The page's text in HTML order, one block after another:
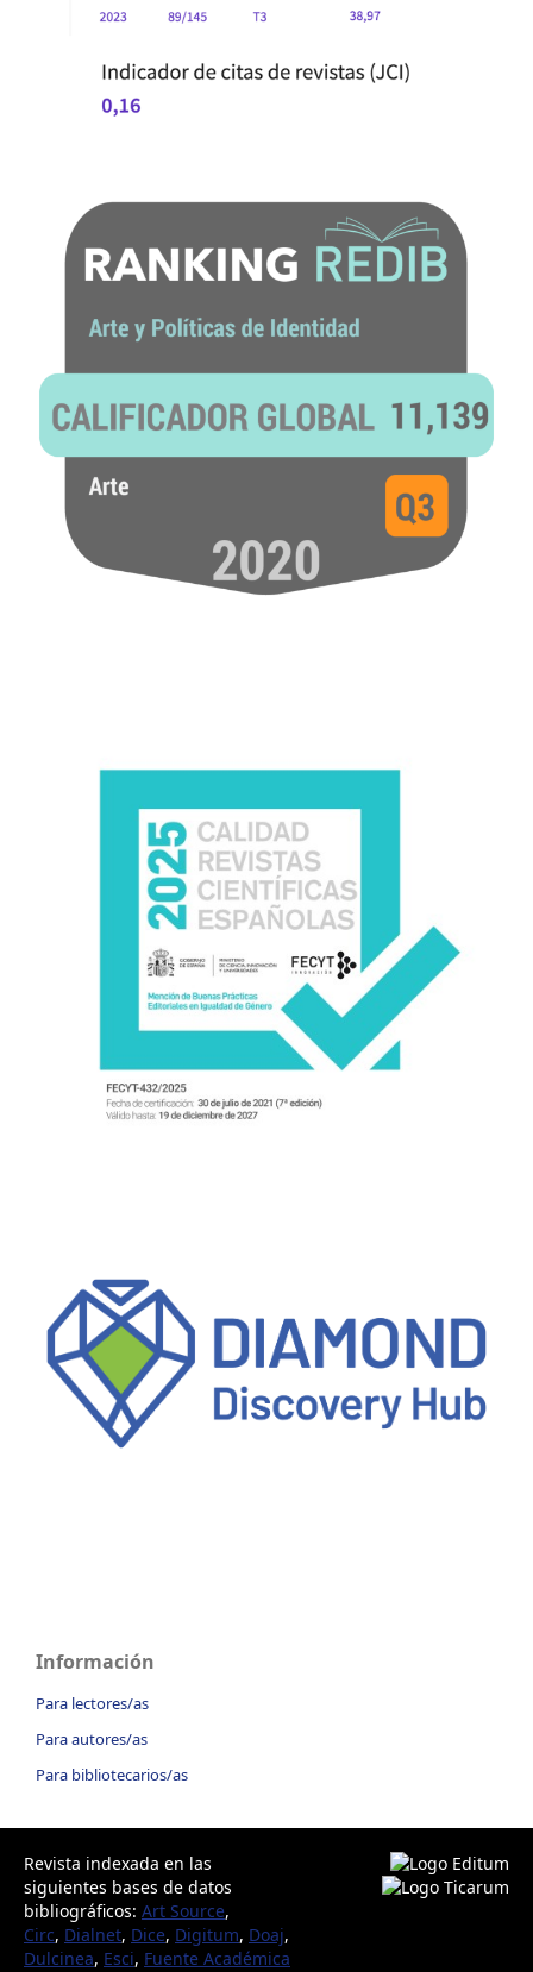
Información
Para lectores/as
Para autores/as
Para bibliotecarios/as
Revista indexada en las
siguientes bases de datos
bibliográficos: Art Source,
Circ, Dialnet, Dice, Digitum, Doaj,
Dulcinea, Esci, Fuente Académica